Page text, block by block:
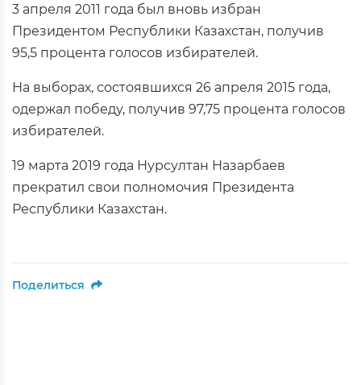
3 апреля 2011 года был вновь избран
Президентом Республики Казахстан, получив
95,5 процента голосов избирателей.
На выборах, состоявшихся 26 апреля 2015 года,
одержал победу, получив 97,75 процента голосов
избирателей.
19 марта 2019 года Нурсултан Назарбаев
прекратил свои полномочия Президента
Республики Казахстан.
Поделиться